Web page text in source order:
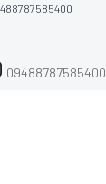
09488787585400